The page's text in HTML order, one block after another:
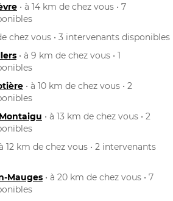
• à 14 km de chez vous • 7
chez vous • 3 intervenants disponibles
• à 9 km de chez vous • 1
• à 10 km de chez vous • 2
• à 13 km de chez vous • 2
à 12 km de chez vous • 2 intervenants
Mauges • à 20 km de chez vous • 7